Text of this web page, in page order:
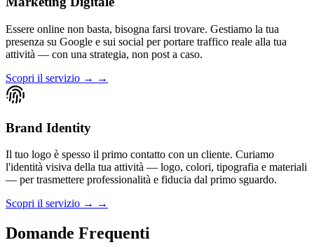
Essere online non basta, bisogna farsi trovare. Gestiamo la tua
presenza su Google e sui social per portare traffico reale alla tua
attività — con una strategia, non post a caso.
Scopri il servizio → →
Brand Identity
Il tuo logo è spesso il primo contatto con un cliente. Curiamo
l'identità visiva della tua attività — logo, colori, tipografia e materiali
— per trasmettere professionalità e fiducia dal primo sguardo.
Scopri il servizio → →
Domande Frequenti